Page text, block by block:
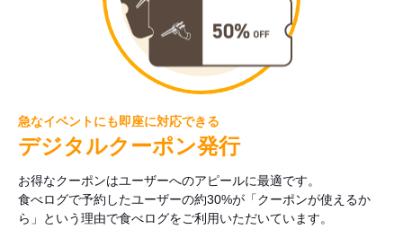
急なイベントにも即座に対応できる
デジタルクーポン発行
お得なクーポンはユーザーへのアピールに最適です。
食べログで予約したユーザーの約30%が「クーポンが使えるか
ら」という理由で食べログをご利用いただいています。